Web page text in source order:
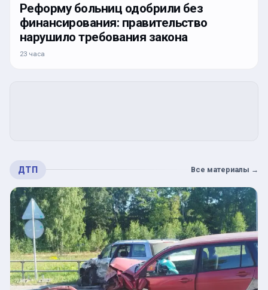
Реформу больниц одобрили без
финансирования: правительство
нарушило требования закона
23 часа
ДТП Все материалы →